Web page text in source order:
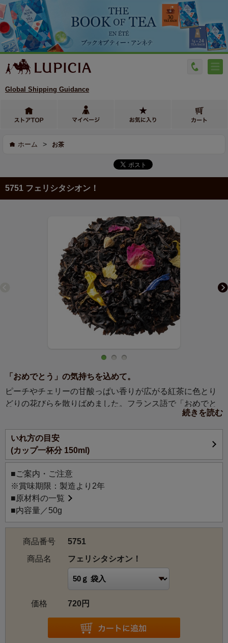
Global Shipping Guidance
ホーム > お茶
5751 フェリシタシオン！
「おめでとう」の気持ちを込めて。
ピーチやチェリーの甘酸っぱい香りが広がる紅茶に色とり
どりの花びらを散りばめました。フランス語で「おめでと
日常にあふれる小さな「おめでとう」から結婚や入学、卒
業といった人生の節目の「おめでとう」まで、すべてのお
祝いにふさわしいお茶として、フランス語で「おめでと
う！」を意味する「Felicitations!（フェリシタシオン！）」
という名前をつけました。
フランスでは結婚、卒業、昇進、誕生日など、様々な祝賀
の場面で広く使われる言葉です。
トッピングには色とりどりの花びらと、「夫婦愛」「相思
フラワーシャワーをイメージしました。
続きを読む
いれ方の目安
(カップ一杯分 150ml)
■ご案内・ご注意
※賞味期限：製造より2年
■原材料の一覧
■内容量／50g
商品番号
5751
商品名
フェリシタシオン！
価格 720円